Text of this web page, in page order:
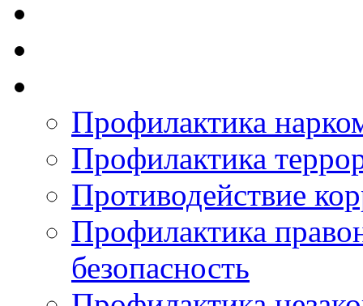
Профилактика
Профилактика
Противодействие
Профилактика
безопасность